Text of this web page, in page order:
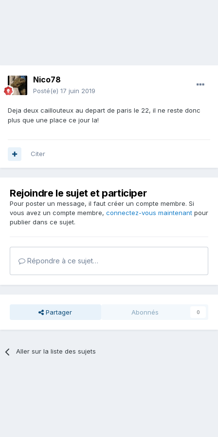
Nico78
Posté(e) 17 juin 2019
Deja deux caillouteux au depart de paris le 22, il ne reste donc
plus que une place ce jour la!
Citer
Rejoindre le sujet et participer
Pour poster un message, il faut créer un compte membre. Si
vous avez un compte membre, connectez-vous maintenant pour
publier dans ce sujet.
Répondre à ce sujet…
Partager Abonnés 0
Aller sur la liste des sujets